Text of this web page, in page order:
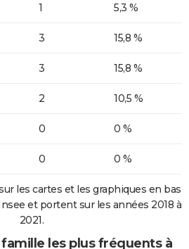
1 5,3 %
3 15,8 %
3 15,8 %
2 10,5 %
0 0 %
0 0 %
les cartes et les graphiques en bas
et portent sur les années 2018 à
2021.
les plus fréquents à